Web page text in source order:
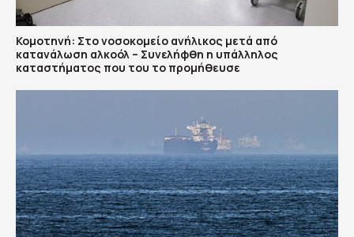
Κομοτηνή: Στο νοσοκομείο ανήλικος μετά από
κατανάλωση αλκοόλ – Συνελήφθη η υπάλληλος
καταστήματος που του το προμήθευσε